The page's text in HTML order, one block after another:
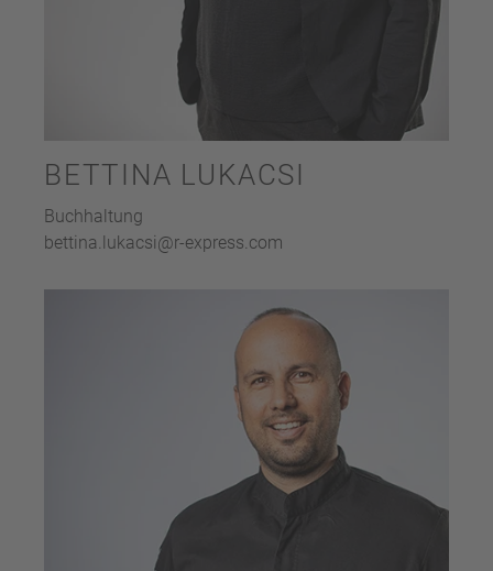
BETTINA LUKACSI
Buchhaltung
bettina.lukacsi@r-express.com